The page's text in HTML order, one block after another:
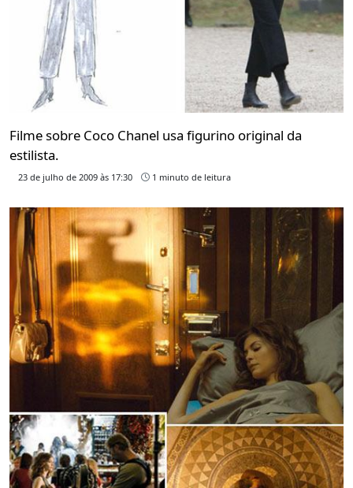
Filme sobre Coco Chanel usa figurino original da
estilista.
23 de julho de 2009 às 17:30 1 minuto de leitura